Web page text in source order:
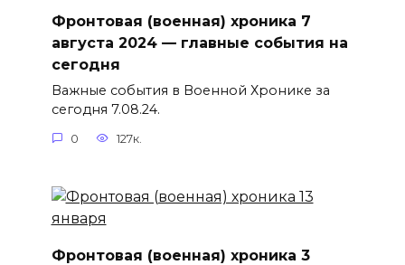
Фронтовая (военная) хроника 7
августа 2024 — главные события на
сегодня
Важные события в Военной Хронике за
сегодня 7.08.24.
0 127к.
Фронтовая (военная) хроника 3